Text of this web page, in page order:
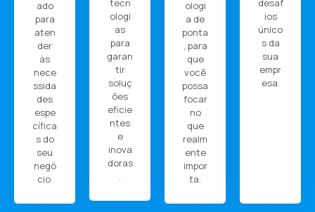
ado
para
aten
der
às
nece
ssida
des
espe
cífica
s do
seu
negó
cio.
ologi
as
para
garan
tir
soluç
ões
eficie
ntes
e
inova
doras
ologi
a de
ponta
, para
que
você
possa
focar
no
que
realm
ente
impor
ta.
ios
único
s da
sua
empr
esa.